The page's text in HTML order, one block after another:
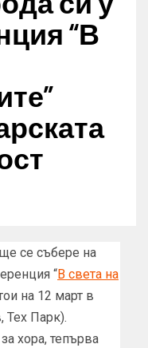
“В
се събере на
“В света на
на 12 март в
Парк).
хора, тепърва